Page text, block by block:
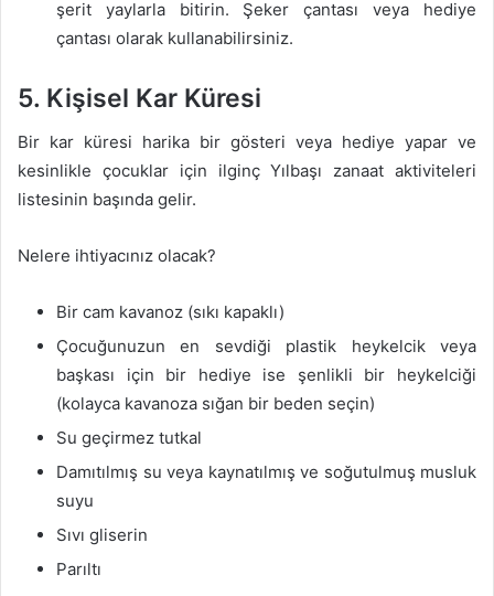
şerit yaylarla bitirin. Şeker çantası veya hediye
çantası olarak kullanabilirsiniz.
5. Kişisel Kar Küresi
Bir kar küresi harika bir gösteri veya hediye yapar ve
kesinlikle çocuklar için ilginç Yılbaşı zanaat aktiviteleri
listesinin başında gelir.
Nelere ihtiyacınız olacak?
Bir cam kavanoz (sıkı kapaklı)
Çocuğunuzun en sevdiği plastik heykelcik veya
başkası için bir hediye ise şenlikli bir heykelciği
(kolayca kavanoza sığan bir beden seçin)
Su geçirmez tutkal
Damıtılmış su veya kaynatılmış ve soğutulmuş musluk
suyu
Sıvı gliserin
Parıltı